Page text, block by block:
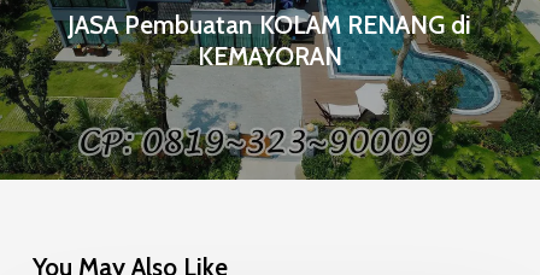
JASA Pembuatan KOLAM RENANG di
KEMAYORAN
You May Also Like